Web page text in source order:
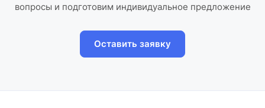
вопросы и подготовим индивидуальное предложение
Оставить заявку